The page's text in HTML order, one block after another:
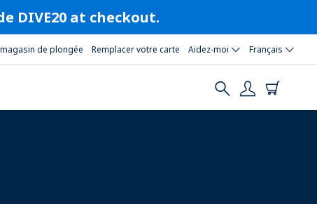
DIVE20 at checkout.
de plongée Remplacer votre carte Aidez-moi Français